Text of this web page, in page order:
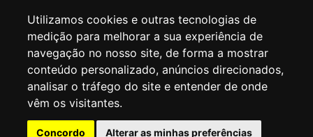
Utilizamos cookies e outras tecnologias de
medição para melhorar a sua experiência de
navegação no nosso site, de forma a mostrar
conteúdo personalizado, anúncios direcionados,
analisar o tráfego do site e entender de onde
vêm os visitantes.
Concordo Alterar as minhas preferências
SECRETARIA DE EDUCAÇÃO
Rua Claudino Barbosa, 313 - Macedo - Guarulhos/SP CEP 07113-040
Central de Atendimento: *55 11 2475-7300